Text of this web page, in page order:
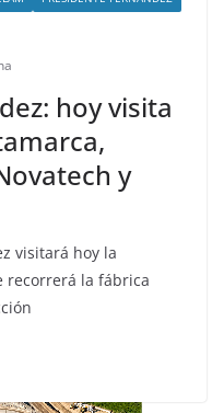
hoy visita
y
visitará hoy la
recorrerá la fábrica